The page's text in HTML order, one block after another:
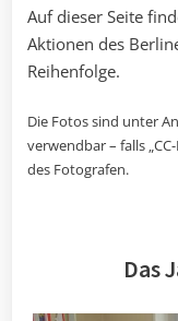
Auf dieser Seite
Aktionen des
Reihenfolge.
Die Fotos sind unter
verwendbar – falls
des Fotografen.
Das